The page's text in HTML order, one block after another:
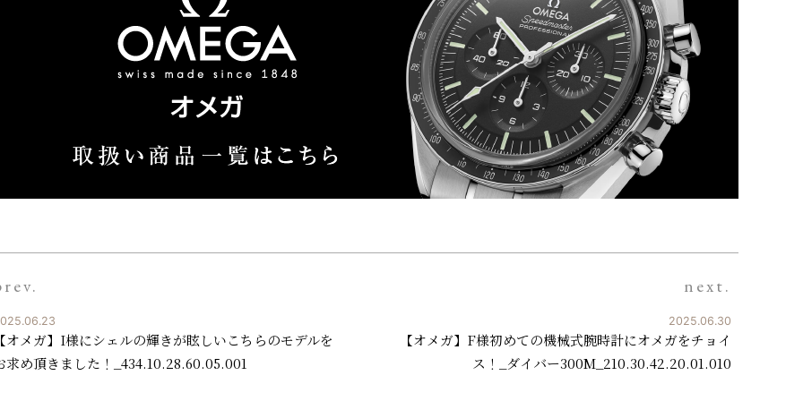
オメガ】I様にシェルの輝きが眩しいこちらのモデルを
求め頂きました！_434.10.28.60.05.00 1
next.
2025.06.30
【オメガ】F様初めての機械式腕時計にオメガをチョイ
ス！_ダイバー300M_210.30.42.20.01.010